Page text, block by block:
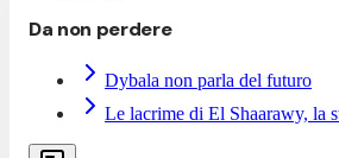
Da non perdere
Dybala non parla del futuro
Le lacrime di El Shaarawy, la